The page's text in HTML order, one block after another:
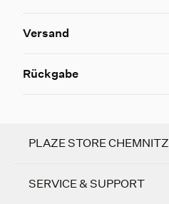
Versand
Rückgabe
PLAZE STORE CHEMNITZ
SERVICE & SUPPORT